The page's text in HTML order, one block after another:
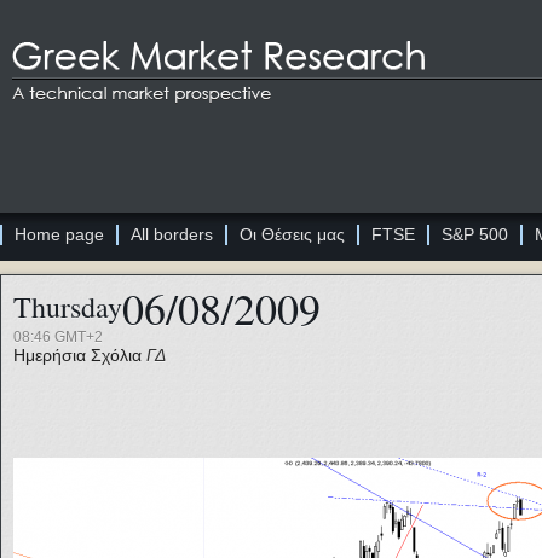
Home page All borders Οι Θέσεις μας FTSE S&P 500
Thursday06/08/2009
08:46 GMT+2
Ημερήσια Σχόλια ΓΔ